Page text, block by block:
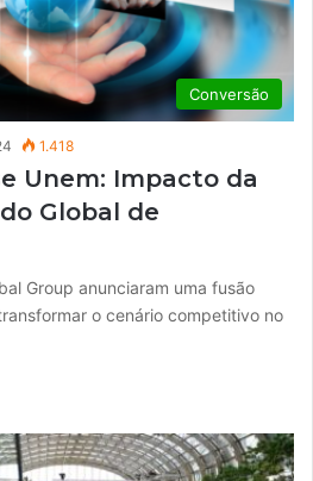
Conversão
1.418
Unem: Impacto da
Global de
Group anunciaram uma fusão
o cenário competitivo no